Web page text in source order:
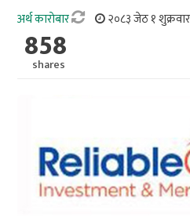
अर्थ काराेबार २०८३ जेठ १
858
shares